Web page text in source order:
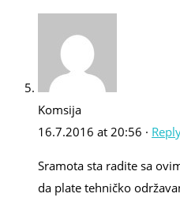
Komsija
16.7.2016 at 20:56 ·
Sramota sta radite sa
da plate tehničko